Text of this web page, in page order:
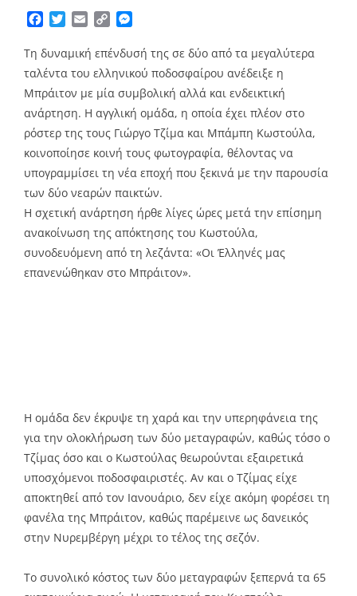
Facebook
TwitterEmailCopy
Τη δυναμική επένδυσή της σε δύο από τα μεγαλύτερα
ταλέντα του ελληνικού ποδοσφαίρου ανέδειξε η
Μπράιτον με μία συμβολική αλλά και ενδεικτική
ανάρτηση. Η αγγλική ομάδα, η οποία έχει πλέον στο
ρόστερ της τους Γιώργο Τζίμα και Μπάμπη Κωστούλα,
κοινοποίησε κοινή τους φωτογραφία, θέλοντας να
υπογραμμίσει τη νέα εποχή που ξεκινά με την παρουσία
των δύο νεαρών παικτών.
Η σχετική ανάρτηση ήρθε λίγες ώρες μετά την επίσημη
ανακοίνωση της απόκτησης του Κωστούλα,
συνοδευόμενη από τη λεζάντα: «Οι Έλληνές μας
επανενώθηκαν στο Μπράιτον».
Η ομάδα δεν έκρυψε τη χαρά και την υπερηφάνεια της
για την ολοκλήρωση των δύο μεταγραφών, καθώς τόσο ο
Τζίμας όσο και ο Κωστούλας θεωρούνται εξαιρετικά
υποσχόμενοι ποδοσφαιριστές. Αν και ο Τζίμας είχε
αποκτηθεί από τον Ιανουάριο, δεν είχε ακόμη φορέσει τη
φανέλα της Μπράιτον, καθώς παρέμεινε ως δανεικός
στην Νυρεμβέργη μέχρι το τέλος της σεζόν.
Το συνολικό κόστος των δύο μεταγραφών ξεπερνά τα 65